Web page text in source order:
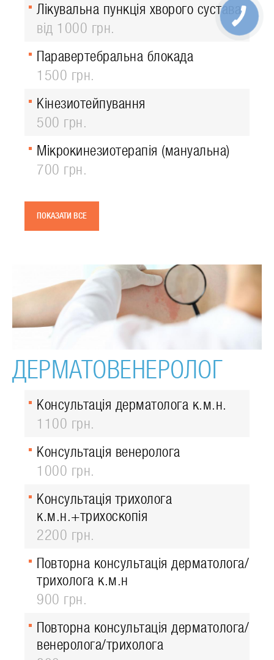
Лікувальна пункція хворого сустава
від 1000 грн.
Паравертебральна блокада
1500 грн.
Кінезиотейпування
500 грн.
Мікрокинезиотерапія (мануальна)
700 грн.
ПОКАЗАТИ ВСЕ
ДЕРМАТОВЕНЕРОЛОГ
Консультація дерматолога к.м.н.
1100 грн.
Консультація венеролога
1000 грн.
Консультація трихолога
к.м.н.+трихоскопія
2200 грн.
Повторна консультація дерматолога/
трихолога к.м.н
900 грн.
Повторна консультація дерматолога/
венеролога/трихолога